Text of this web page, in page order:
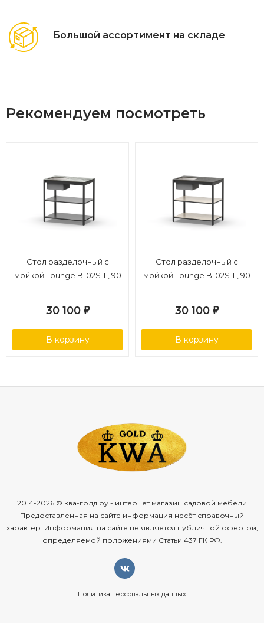
Большой ассортимент на складе
Рекомендуем посмотреть
Стол разделочный с
мойкой Lounge B-02S-L, 90
30 100 ₽
В корзину
Cтол разделочный с
мойкой Lounge B-02S-L, 90
30 100 ₽
В корзину
2014-2026 © ква-голд.ру - интернет магазин садовой мебели
Предоставленная на сайте информация несёт справочный
характер. Информация на сайте не является публичной офертой,
определяемой положениями Статьи 437 ГК РФ.
Политика персональных данных